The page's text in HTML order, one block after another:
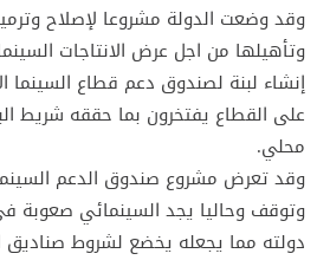
وقد وضعت الدولة مشروعا لإصلاح
وتأهيلها من اجل عرض الانتاجات
إنشاء لبنة لصندوق دعم قطاع السينما
على القطاع يفتخرون بما حققه شريط
محلي.
وقد تعرض مشروع صندوق الدعم
وتوقف وحاليا يجد السينمائي صعوبة
دولته مما يجعله يخضع لشروط صناديق